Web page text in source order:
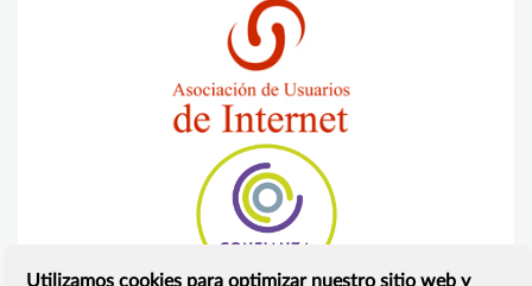
Utilizamos cookies para optimizar nuestro sitio web y